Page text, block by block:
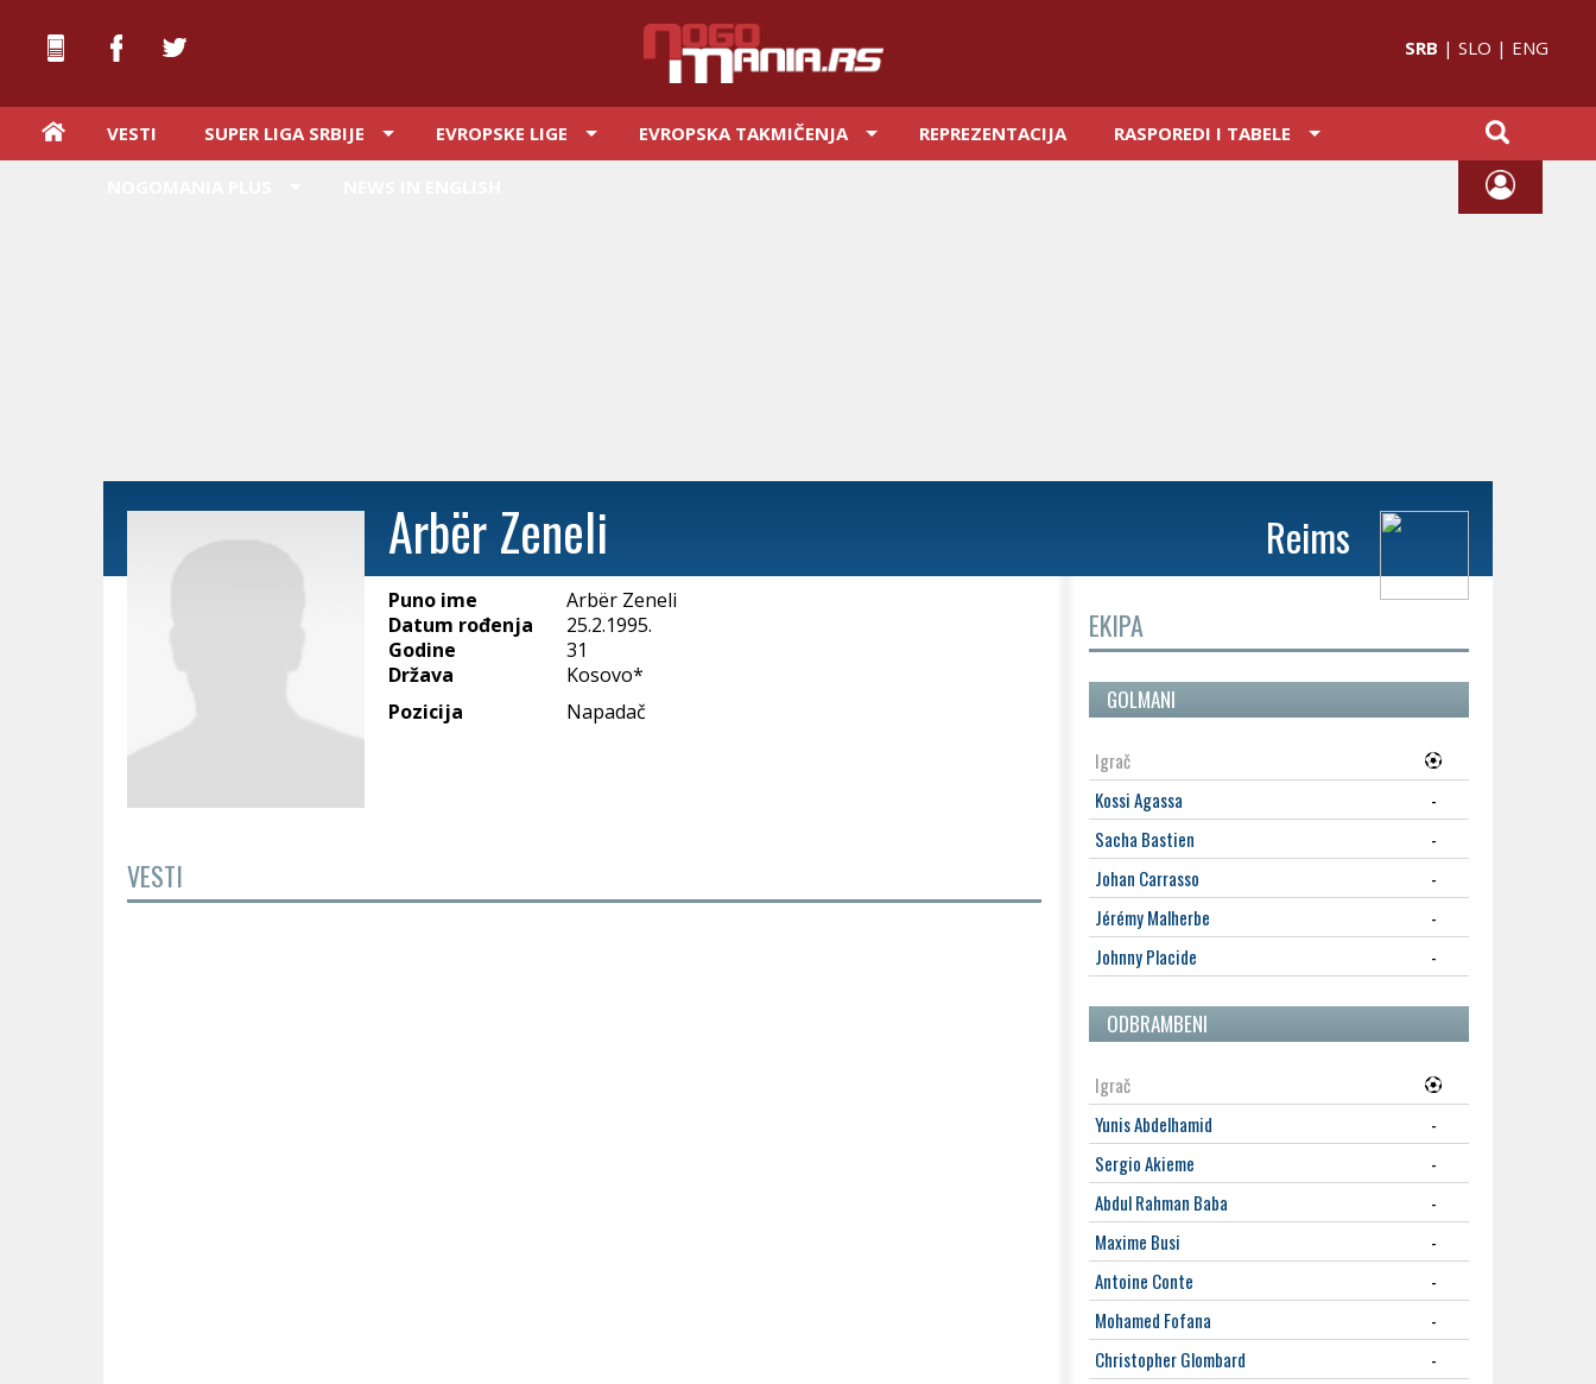
SRB | SLO | ENG
VESTI SUPER LIGA SRBIJE EVROPSKE LIGE EVROPSKA TAKMIČENJA REPREZENTACIJA RASPOREDI I TABELE
EKIPA
GOLMANI
Igrač
Kossi Agassa
-
Sacha Bastien
-
Johan Carrasso
-
Jérémy Malherbe
-
Johnny Placide
-
ODBRAMBENI
Igrač
Yunis Abdelhamid
-
Sergio Akieme
-
Abdul Rahman Baba
-
Maxime Busi
-
Antoine Conte
-
Mohamed Fofana
-
Christopher Glombard
-
Arbër Zeneli Reims
Puno ime
Arbër Zeneli
Datum rođenja
25.2.1995.
Godine
31
Država
Kosovo*
Pozicija
Napadač
VESTI